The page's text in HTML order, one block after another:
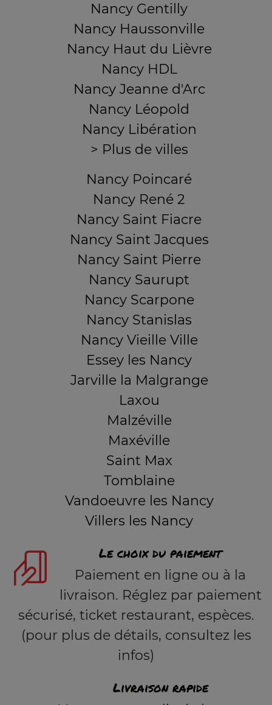
Nancy Gentilly
Nancy Haussonville
Nancy Haut du Lièvre
Nancy HDL
Nancy Jeanne d'Arc
Nancy Léopold
Nancy Libération
> Plus de villes
Nancy Poincaré
Nancy René 2
Nancy Saint Fiacre
Nancy Saint Jacques
Nancy Saint Pierre
Nancy Saurupt
Nancy Scarpone
Nancy Stanislas
Nancy Vieille Ville
Essey les Nancy
Jarville la Malgrange
Laxou
Malzéville
Maxéville
Saint Max
Tomblaine
Vandoeuvre les Nancy
Villers les Nancy
Le choix du paiement
Paiement en ligne ou à la
livraison. Réglez par paiement
sécurisé, ticket restaurant, espèces.
(pour plus de détails, consultez les
infos)
Livraison rapide